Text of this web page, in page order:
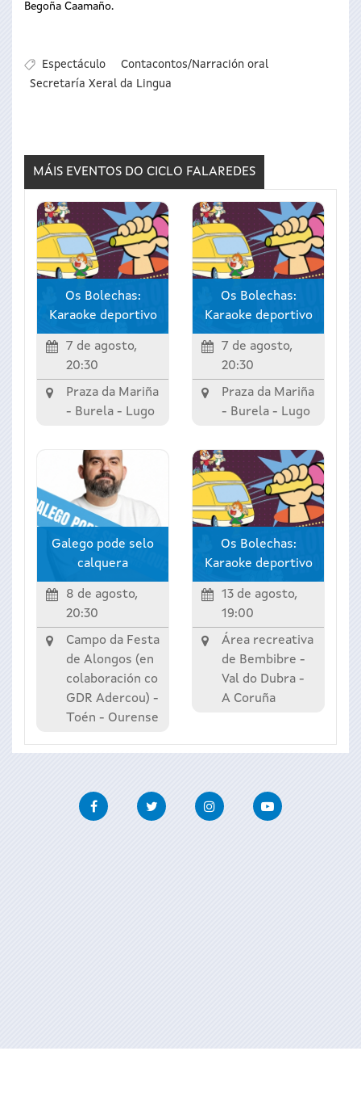
Begoña Caamaño.
Espectáculo
Contacontos/Narración oral
Secretaría Xeral da Lingua
MÁIS EVENTOS DO CICLO FALAREDES
Os Bolechas:
Karaoke deportivo
7 de agosto,
20:30
Praza da Mariña
- Burela - Lugo
Os Bolechas:
Karaoke deportivo
7 de agosto,
20:30
Praza da Mariña
- Burela - Lugo
Galego pode selo
calquera
8 de agosto,
20:30
Campo da Festa
de Alongos (en
colaboración co
GDR Adercou) -
Toén - Ourense
Os Bolechas:
Karaoke deportivo
13 de agosto,
19:00
Área recreativa
de Bembibre -
Val do Dubra -
A Coruña
FacebookTwitter InstagramYoutube